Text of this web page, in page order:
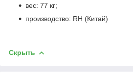
вес: 77 кг;
производство: RH (Китай)
Скрыть